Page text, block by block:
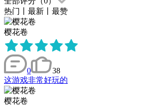
热门
最新 最赞
樱花卷
0
38
这游戏非常好玩的
樱花卷